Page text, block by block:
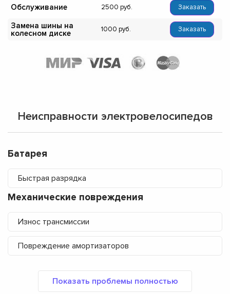
Обслуживание 2500 Заказать
Замена шины на
колесном диске
1000 Заказать
Неисправности электровелосипедов
Батарея
Быстрая разрядка
Механические повреждения
Износ трансмиссии
Повреждение амортизаторов